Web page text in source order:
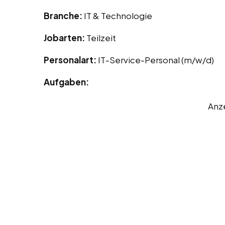
Branche: IT & Technologie
Jobarten: Teilzeit
Personalart: IT-Service-Personal (m/w/d)
Aufgaben: